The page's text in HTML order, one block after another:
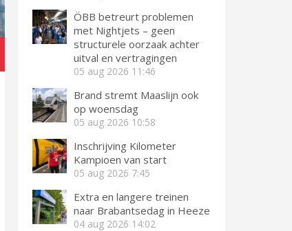
ÖBB betreurt problemen
met Nightjets – geen
structurele oorzaak achter
uitval en vertragingen
05 aug 2026 11:46
Brand stremt Maaslijn ook
op woensdag
05 aug 2026 10:58
Inschrijving Kilometer
Kampioen van start
05 aug 2026 7:45
Extra en langere treinen
naar Brabantsedag in Heeze
04 aug 2026 14:02